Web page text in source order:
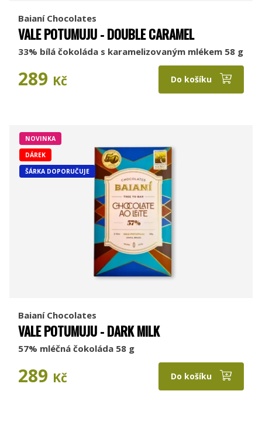
Baianí Chocolates
VALE POTUMUJU - DOUBLE CARAMEL
33% bílá čokoláda s karamelizovaným mlékem 58 g
289 Kč Do košíku
NOVINKA
DÁREK
ŠÁRKA DOPORUČUJE
Baianí Chocolates
VALE POTUMUJU - DARK MILK
57% mléčná čokoláda 58 g
289 Kč Do košíku